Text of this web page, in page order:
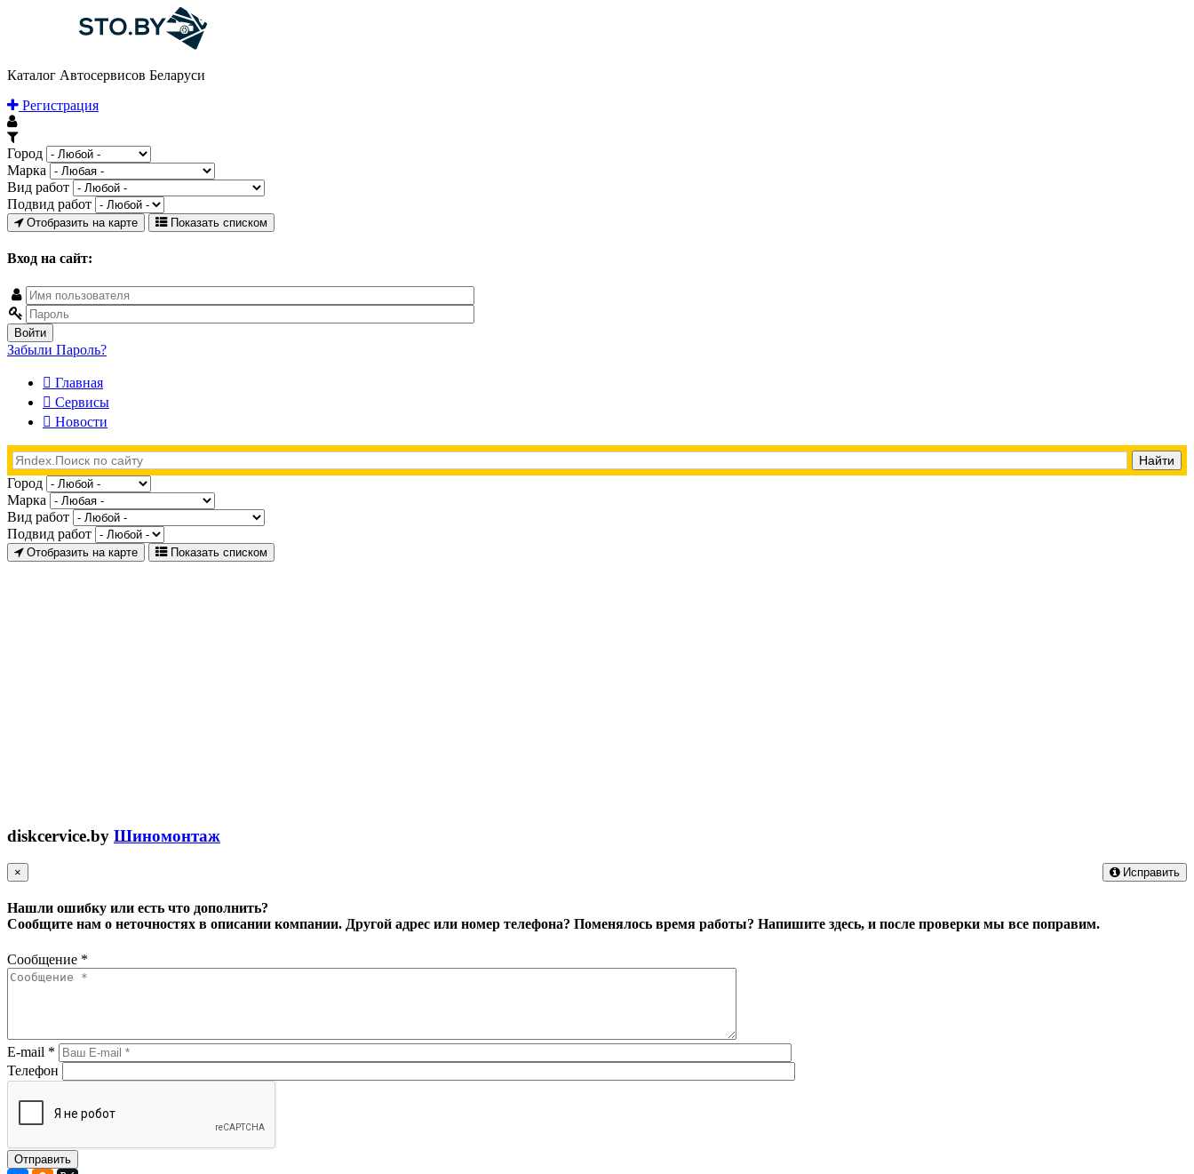
Каталог Автосервисов Беларуси
Регистрация
Город
Марка
Вид работ
Подвид работ
Отобразить на карте Показать списком
Вход на сайт:
Забыли Пароль?
Главная
Сервисы
Новости
Город
Марка
Вид работ
Подвид работ
Отобразить на карте Показать списком
diskcervice.by Шиномонтаж
Исправить
×
Нашли ошибку или есть что дополнить?
Сообщите нам о неточностях в описании компании. Другой адрес или номер телефона? Поменялось время работы? Напишите здесь, и после проверки мы все поправим.
Сообщение *
E-mail *
Телефон